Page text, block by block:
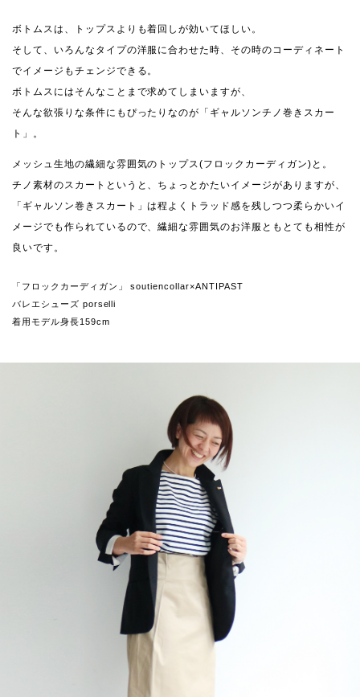
ボトムスは、トップスよりも着回しが効いてほしい。
そして、いろんなタイプの洋服に合わせた時、その時のコーディネート
でイメージもチェンジできる。
ボトムスにはそんなことまで求めてしまいますが、
そんな欲張りな条件にもぴったりなのが「ギャルソンチノ巻きスカー
ト」。
メッシュ生地の繊細な雰囲気のトップス(フロックカーディガン)と。
チノ素材のスカートというと、ちょっとかたいイメージがありますが、
「ギャルソン巻きスカート」は程よくトラッド感を残しつつ柔らかいイ
メージでも作られているので、繊細な雰囲気のお洋服ともとても相性が
良いです。
「フロックカーディガン」 soutiencollar×ANTIPAST
バレエシューズ porselli
着用モデル身長159cm